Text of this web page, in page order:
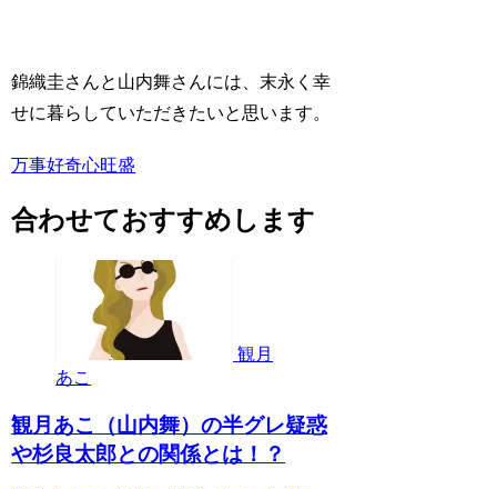
錦織圭さんと山内舞さんには、末永く幸
せに暮らしていただきたいと思います。
万事好奇心旺盛
合わせておすすめします
観月
あこ
観月あこ（山内舞）の半グレ疑惑
や杉良太郎との関係とは！？